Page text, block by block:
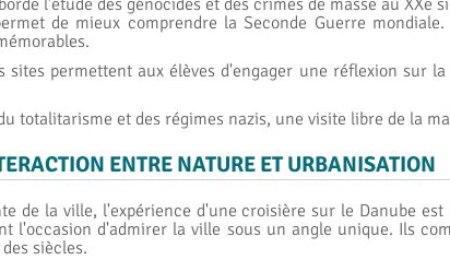
de mieux comprendre la Seconde Guerre
sites permettent aux élèves d'engager une réflexion sur
totalitarisme et des régimes nazis, une visite libre de la
ENTRE NATURE ET URBANISATION
de la ville, l'expérience d'une croisière sur le Danube
l'occasion d'admirer la ville sous un angle unique. Ils
siècles.